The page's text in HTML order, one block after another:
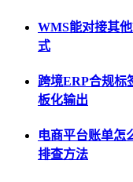
WMS能对接其
式
跨境ERP合规标
板化输出
电商平台账单怎
排查方法